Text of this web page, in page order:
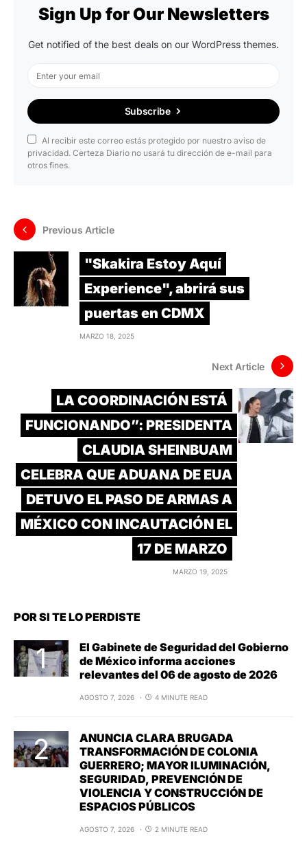
Sign Up for Our Newsletters
Get notified of the best deals on our WordPress themes.
Subscribe
Al recibir este correo estás protegido por nuestro aviso de
privacidad. Certeza Diario no usará tu dirección de e-mail para
otros fines.
Previous Article
"Skakira Estoy Aquí
Experience", abrirá sus
puertas en CDMX
MARZO 18, 2025
Next Article
LA COORDINACIÓN ESTÁ
FUNCIONANDO”: PRESIDENTA
CLAUDIA SHEINBUAM
CELEBRA QUE ADUANA DE EUA
DETUVO EL PASO DE ARMAS A
MÉXICO CON INCAUTACIÓN EL
17 DE MARZO
MARZO 19, 2025
POR SI TE LO PERDISTE
El Gabinete de Seguridad del Gobierno
de México informa acciones
relevantes del 06 de agosto de 2026
AGOSTO 7, 2026 4 MINUTE READ
ANUNCIA CLARA BRUGADA
TRANSFORMACIÓN DE COLONIA
GUERRERO; MAYOR ILUMINACIÓN,
SEGURIDAD, PREVENCIÓN DE
VIOLENCIA Y CONSTRUCCIÓN DE
ESPACIOS PÚBLICOS
AGOSTO 7, 2026 2 MINUTE READ